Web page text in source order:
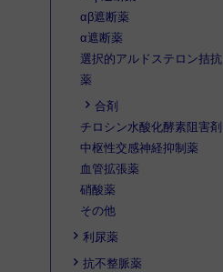
αβ遮断薬
α遮断薬
選択的アルドステロン拮抗
薬
合剤
チロシン水酸化酵素阻害剤
中枢性交感神経抑制薬
血管拡張薬
硝酸薬
その他
利尿薬
抗不整脈薬